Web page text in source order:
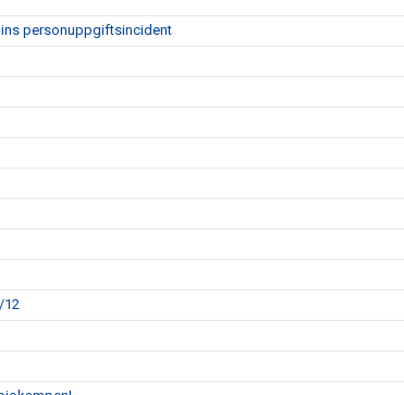
personuppgiftsincident
12